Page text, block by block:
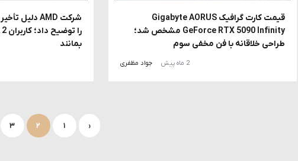
قیمت کارت گرافیک Gigabyte AORUS
GeForce RTX 5090 Infinity مشخص شد؛
طراحی خلاقانه با فن مخفی سوم
2 ماه پیش جواد مظفری
بمانند
راهبری
‹ ۱ ۲ ۳